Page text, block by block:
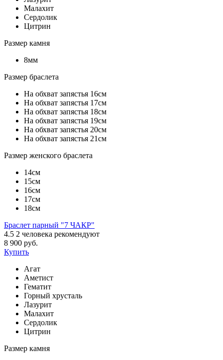
Малахит
Сердолик
Цитрин
Размер камня
8мм
Размер браслета
На обхват запястья 16см
На обхват запястья 17см
На обхват запястья 18см
На обхват запястья 19см
На обхват запястья 20см
На обхват запястья 21см
Размер женского браслета
14см
15см
16см
17см
18см
Браслет парный "7 ЧАКР"
4.5 2 человека рекомендуют
8 900 руб.
Купить
Агат
Аметист
Гематит
Горный хрусталь
Лазурит
Малахит
Сердолик
Цитрин
Размер камня